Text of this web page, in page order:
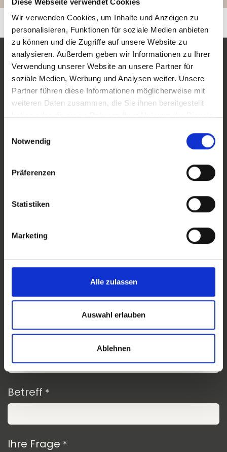
Wir verwenden Cookies, um Inhalte und Anzeigen zu
personalisieren, Funktionen für soziale Medien anbieten
zu können und die Zugriffe auf unsere Website zu
analysieren. Außerdem geben wir Informationen zu Ihrer
Verwendung unserer Website an unsere Partner für
soziale Medien, Werbung und Analysen weiter. Unsere
Partner führen diese Informationen möglicherweise mit
weiteren Daten zusammen, die Sie ihnen bereitgestellt
Notwendig
Präferenzen
Statistiken
Marketing
Alle zulassen
Auswahl erlauben
Ablehnen
Sie haben Fragen?
Kontaktieren Sie uns gerne!
Sie haben Interesse an unseren Produkten oder
Fragen zu unserem Angebot? Sie erreichen uns
oder nutzen Sie
das Formular.
Wir freuen uns auf Ihre Anfrage.
Ihr Name
Ihre E-Mail
Betreff *
Ihre Frage *